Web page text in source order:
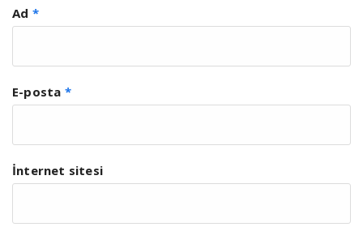
Ad *
E-posta *
İnternet sitesi